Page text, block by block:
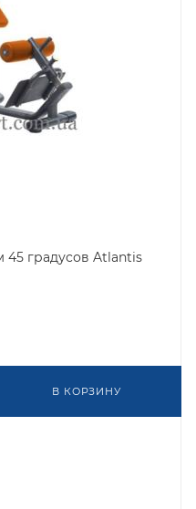
45 градусов Atlantis
В КОРЗИНУ